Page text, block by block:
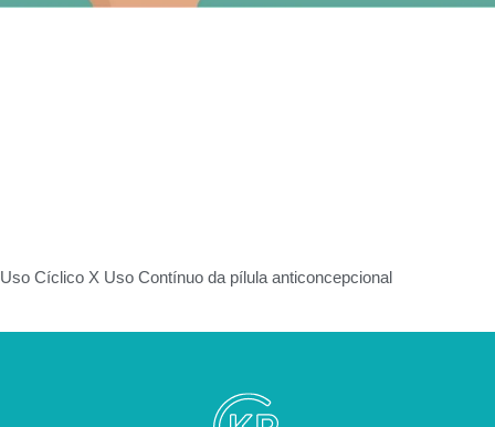
Uso Cíclico X Uso Contínuo da pílula anticoncepcional